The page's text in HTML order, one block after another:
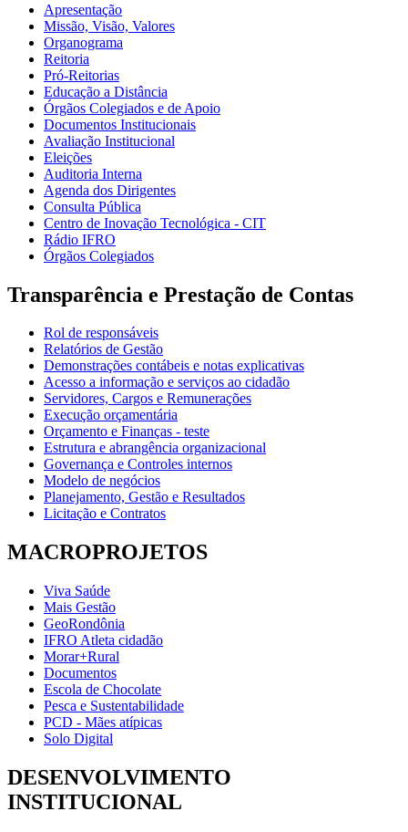
Apresentação
Missão, Visão, Valores
Organograma
Reitoria
Pró-Reitorias
Educação a Distância
Órgãos Colegiados e de Apoio
Documentos Institucionais
Avaliação Institucional
Eleições
Auditoria Interna
Agenda dos Dirigentes
Consulta Pública
Centro de Inovação Tecnológica - CIT
Rádio IFRO
Órgãos Colegiados
Transparência e Prestação de Contas
Rol de responsáveis
Relatórios de Gestão
Demonstrações contábeis e notas explicativas
Acesso a informação e serviços ao cidadão
Servidores, Cargos e Remunerações
Execução orçamentária
Orçamento e Finanças - teste
Estrutura e abrangência organizacional
Governança e Controles internos
Modelo de negócios
Planejamento, Gestão e Resultados
Licitação e Contratos
MACROPROJETOS
Viva Saúde
Mais Gestão
GeoRondônia
IFRO Atleta cidadão
Morar+Rural
Documentos
Escola de Chocolate
Pesca e Sustentabilidade
PCD - Mães atípicas
Solo Digital
DESENVOLVIMENTO
INSTITUCIONAL